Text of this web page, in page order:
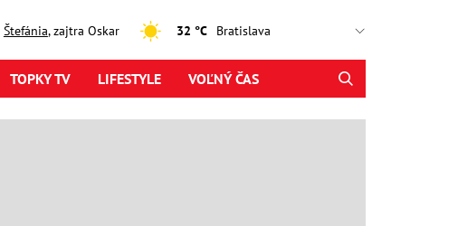
Štefánia, zajtra Oskar 32 °C
TOPKY TV LIFESTYLE VOĽNÝ ČAS